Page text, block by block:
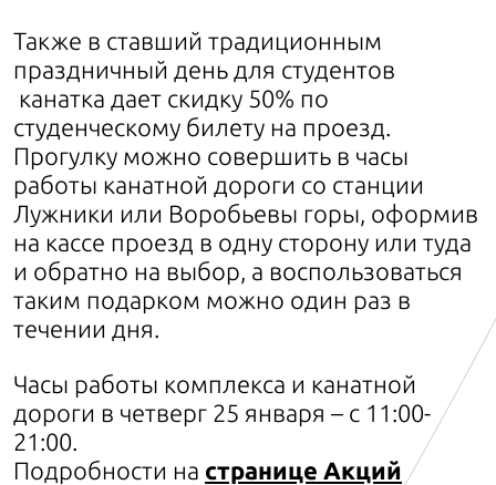
Также в ставший традиционным
праздничный день для студентов
канатка дает скидку 50% по
студенческому билету на проезд.
Прогулку можно совершить в часы
работы канатной дороги со станции
Лужники или Воробьевы горы, оформив
на кассе проезд в одну сторону или туда
и обратно на выбор, а воспользоваться
таким подарком можно один раз в
течении дня.
Часы работы комплекса и канатной
дороги в четверг 25 января – с 11:00-
21:00.
Подробности на странице Акций